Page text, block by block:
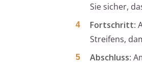
Sie sicher,
Fortschritt:
Streifens,
Abschluss: